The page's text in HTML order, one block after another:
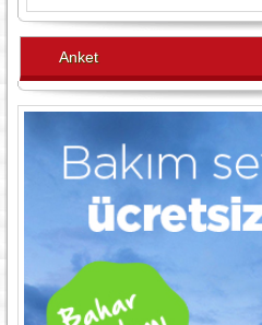
Anket